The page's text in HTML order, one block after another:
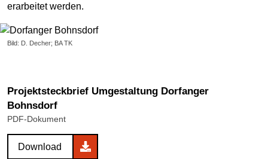
Bild: D. Decher; BA TK
erarbeitet werden.
Projektsteckbrief Umgestaltung Dorfanger
Bohnsdorf
PDF-Dokument
Download